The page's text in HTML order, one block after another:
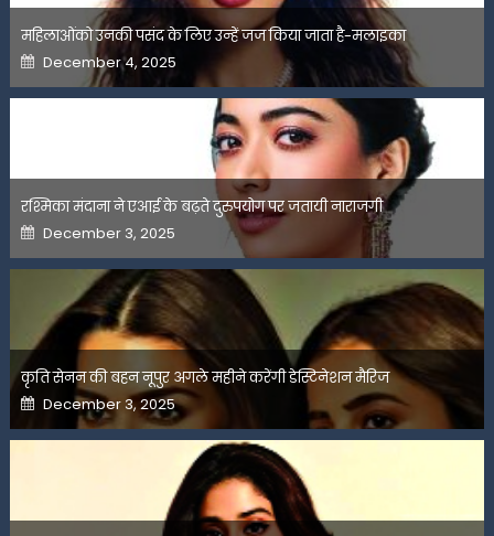
महिलाओंको उनकी पसंद के लिए उन्हें जज किया जाता है-मलाइका
Posted
on
December 4, 2025
रश्मिका मंदाना ने एआई के बढ़ते दुरुपयोग पर जतायी नाराजगी
Posted
on
December 3, 2025
कृति सेनन की बहन नूपुर अगले महीने करेंगी डेस्टिनेशन मैरिज
Posted
on
December 3, 2025